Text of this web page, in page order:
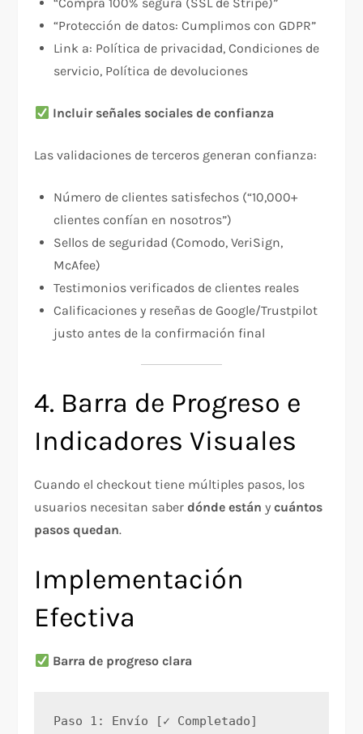
“Protección de datos: Cumplimos con GDPR”
Link a: Política de privacidad, Condiciones de
servicio, Política de devoluciones
Incluir señales sociales de confianza
Las validaciones de terceros generan confianza:​
Número de clientes satisfechos (“10,000+
clientes confían en nosotros”)
Sellos de seguridad (Comodo, VeriSign,
McAfee)
Testimonios verificados de clientes reales
Calificaciones y reseñas de Google/Trustpilot
justo antes de la confirmación final
4. Barra de Progreso e
Indicadores Visuales
Cuando el checkout tiene múltiples pasos, los
usuarios necesitan saberdónde están ycuántos
pasos quedan.
Implementación
Efectiva
Barra de progreso clara
Paso 1: Envío [✓ Completado]